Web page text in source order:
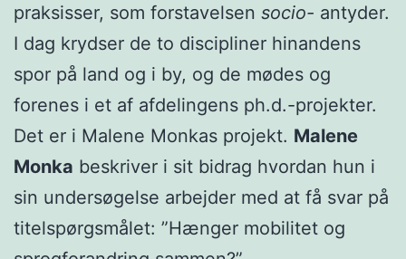
praksisser, som forstavelsen socio- antyder.
I dag krydser de to discipliner hinandens
spor på land og i by, og de mødes og
forenes i et af afdelingens ph.d.-projekter.
Det er i Malene Monkas projekt. Malene
Monka beskriver i sit bidrag hvordan hun i
sin undersøgelse arbejder med at få svar på
titelspørgsmålet: ”Hænger mobilitet og